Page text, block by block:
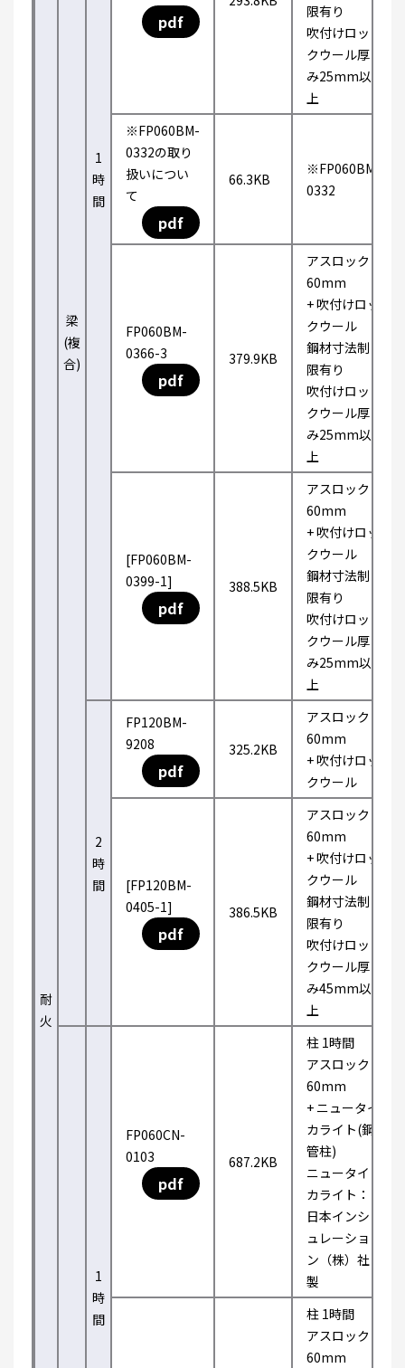
耐
火
梁
(複
合)
1
時
間
pdf
限有り
吹付けロッ
クウール厚
み25mm以
上
※FP060BM-
0332の取り
扱いについ
て
pdf
66.3KB
※FP060BM-
0332
FP060BM-
0366-3
pdf
379.9KB
アスロック
60mm
+ 吹付けロッ
クウール
鋼材寸法制
限有り
吹付けロッ
クウール厚
み25mm以
上
[FP060BM-
0399-1]
pdf
388.5KB
アスロック
60mm
+ 吹付けロッ
クウール
鋼材寸法制
限有り
吹付けロッ
クウール厚
み25mm以
上
2
時
間
FP120BM-
9208
pdf
325.2KB
アスロック
60mm
+ 吹付けロッ
クウール
[FP120BM-
0405-1]
pdf
386.5KB
アスロック
60mm
+ 吹付けロッ
クウール
鋼材寸法制
限有り
吹付けロッ
クウール厚
み45mm以
上
1
時
間
FP060CN-
0103
pdf
687.2KB
柱 1時間
アスロック
60mm
+ ニュータイ
カライト(鋼
管柱)
ニュータイ
カライト：
日本インシ
ュレーショ
ン（株）社
製
柱 1時間
アスロック
60mm